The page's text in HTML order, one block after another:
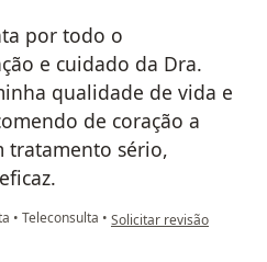
por todo o
e cuidado da Dra.
qualidade de vida e
de coração a
tratamento sério,
• Teleconsulta • na opinião do utilizador
Solicitar revisão